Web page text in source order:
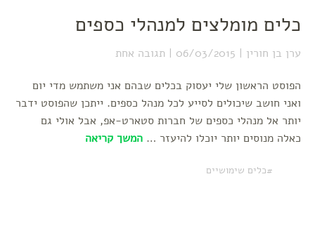
כלים מומלצים למנהלי כספים
ערן בן חורין 06/03/2015 תגובה אחת
הפוסט הראשון שלי יעסוק בכלים שבהם אני משתמש מדי יום
ואני חושב שיכולים לסייע לכל מנהל כספים. ייתכן שהפוסט ידבר
יותר אל מנהלי כספים של חברות סטארט-אפ, אבל אולי גם
כאלה מנוסים יותר יוכלו להיעזר … המשך קריאה
כלים שימושיים